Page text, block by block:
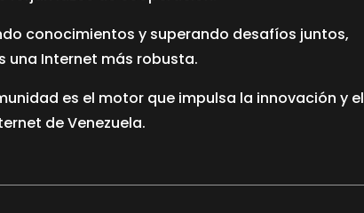
conocimientos y superando desafíos juntos,
una Internet más robusta.
es el motor que impulsa la innovación y el
de Venezuela.